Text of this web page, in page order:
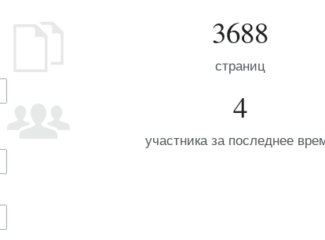
3688
страниц
4
участника за последнее